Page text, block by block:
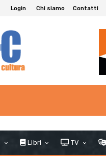
Login Chi siamo Contatti
Libri TV